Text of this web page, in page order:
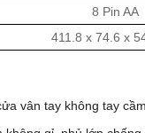
8 Pin AA
411.8 x 74.6 x
vân tay không tay cầm